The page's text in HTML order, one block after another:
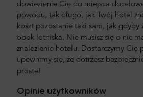
dowiezienie Cię do miejsca
powodu, tak długo, jak Twój hotel
koszt pozostanie taki sam, jak gdyby
obok lotniska. Nie musisz się o nic
znalezienie hotelu. Dostarczymy Cię
upewnimy się, że dotrzesz
proste!
Opinie użytkowników